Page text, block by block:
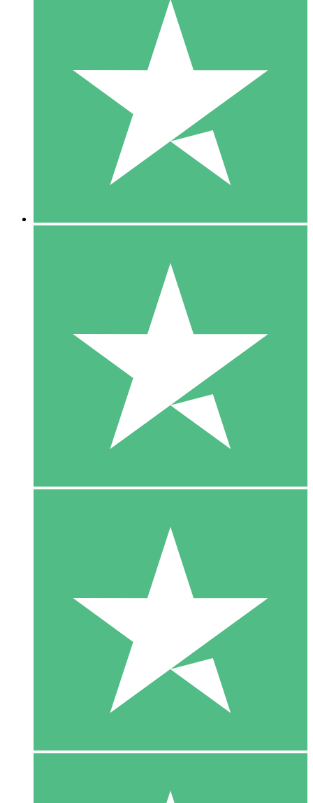
Pacotes de Créditos Individuais
Pague conforme o uso com créditos de download. Sem
1000
10 Downloads
20 00